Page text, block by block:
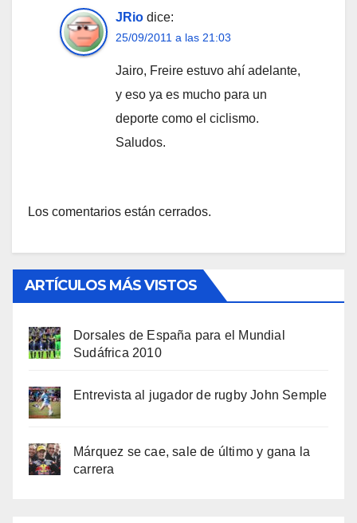
JRio dice:
25/09/2011 a las 21:03
Jairo, Freire estuvo ahí adelante,
y eso ya es mucho para un
deporte como el ciclismo.
Saludos.
Los comentarios están cerrados.
ARTÍCULOS MÁS VISTOS
Dorsales de España para el Mundial
Sudáfrica 2010
Entrevista al jugador de rugby John Semple
Márquez se cae, sale de último y gana la
carrera